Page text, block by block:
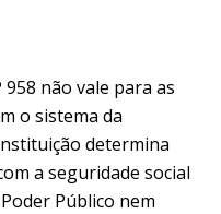
não vale para as
o sistema da
determina
a seguridade social
Público nem